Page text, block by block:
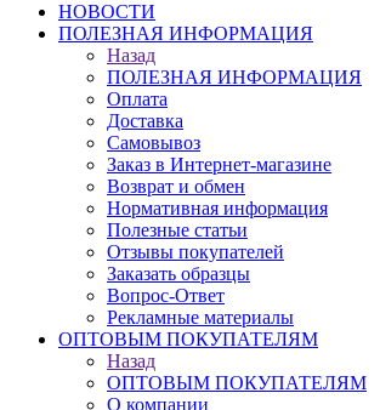
НОВОСТИ
ПОЛЕЗНАЯ ИНФОРМАЦИЯ
Назад
ПОЛЕЗНАЯ ИНФОРМАЦИЯ
Оплата
Доставка
Самовывоз
Заказ в Интернет-магазине
Возврат и обмен
Нормативная информация
Полезные статьи
Отзывы покупателей
Заказать образцы
Вопрос-Ответ
Рекламные материалы
ОПТОВЫМ ПОКУПАТЕЛЯМ
Назад
ОПТОВЫМ ПОКУПАТЕЛЯМ
О компании